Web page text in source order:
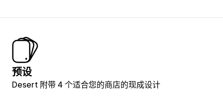
预设
Desert 附带 4 个适合您的商店的现成设计